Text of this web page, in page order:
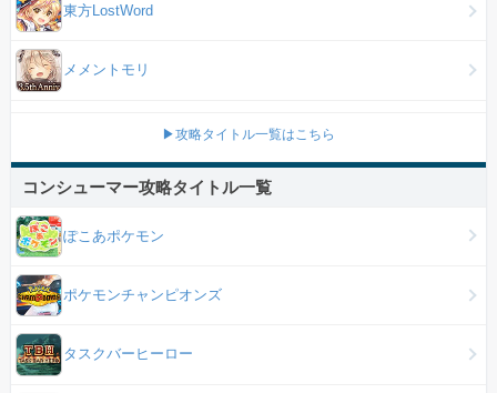
東方LostWord
メメントモリ
▶攻略タイトル一覧はこちら
コンシューマー攻略タイトル一覧
ぽこあポケモン
ポケモンチャンピオンズ
タスクバーヒーロー